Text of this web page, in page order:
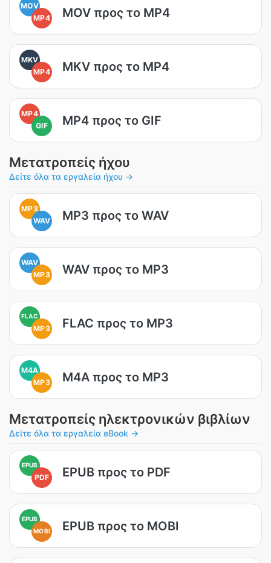
MOV
MP4
MOV προς το MP4
MKV
MP4
MKV προς το MP4
MP4
GIF
MP4 προς το GIF
Μετατροπείς ήχου
Δείτε όλα τα εργαλεία ήχου →
MP3
WAV
MP3 προς το WAV
WAV
MP3
WAV προς το MP3
FLAC
MP3 FLAC προς το MP3
M4A
MP3
M4A προς το MP3
Μετατροπείς ηλεκτρονικών βιβλίων
Δείτε όλα τα εργαλεία eBook →
EPUB
PDF EPUB προς το PDF
EPUB
MOBI
EPUB προς το MOBI